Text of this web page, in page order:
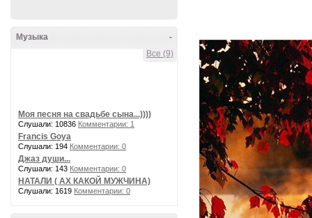
-
Музыка
Все (9)
Моя песня на свадьбе сына...))))
Слушали: 10836 Комментарии: 1
Francis Goya
Слушали: 194 Комментарии: 0
Джаз души...
Слушали: 143 Комментарии: 0
НАТАЛИ ( АХ КАКОЙ МУЖЧИНА)
Слушали: 1619 Комментарии: 0